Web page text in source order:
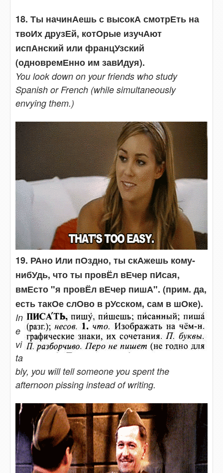
18. Ты начинАешь с высокА смотрЕть на
твоИх друзЕй, котОрые изучАют
испАнский или францУзский
(одновремЕнно им завИдуя).
You look down on your friends who study
Spanish or French (while simultaneously
envying them.)
19. РАно Или пОздно, ты скАжешь кому-
нибУдь, что ты провЁл вЕчер пИсая,
вмЕсто "я провЁл вЕчер пишА". (прим. да,
есть такОе слОво в рУсском, сам в шОке).
In
e
vi
ta
bly, you will tell someone you spent the
afternoon pissing instead of writing.